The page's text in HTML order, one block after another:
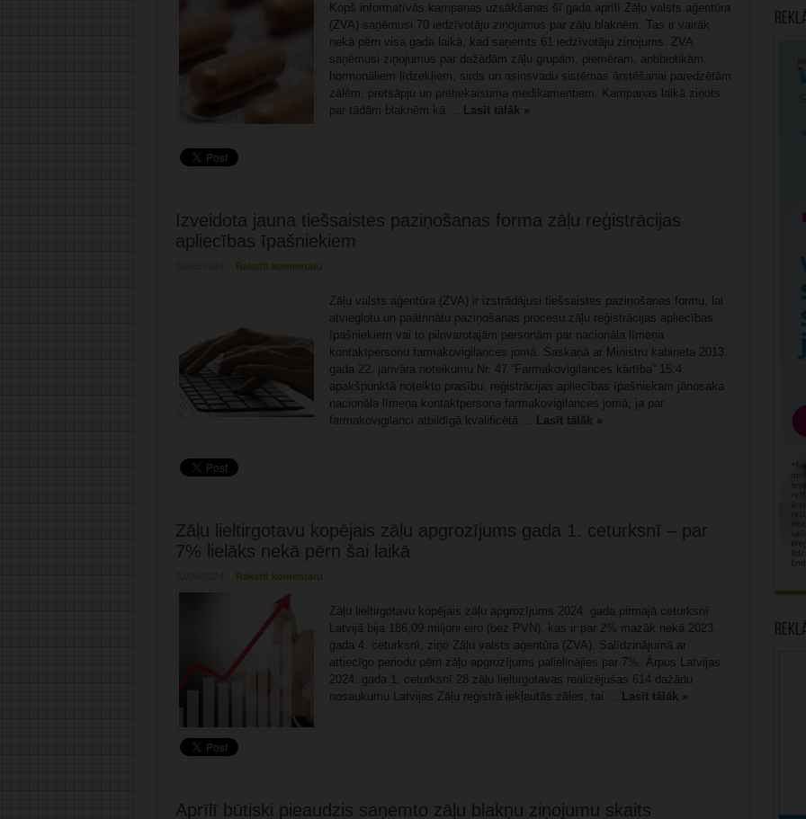
Kopš informatīvās kampaņas uzsākšanas šī gada aprīlī Zāļu valsts aģentūra
(ZVA) saņēmusi 70 iedzīvotāju ziņojumus par zāļu blaknēm. Tas ir vairāk
nekā pērn visa gada laikā, kad saņemts 61 iedzīvotāju ziņojums. ZVA
saņēmusi ziņojumus par dažādām zāļu grupām, piemēram, antibiotikām,
hormonāliem līdzekļiem, sirds un asinsvadu sistēmas ārstēšanai paredzētām
zālēm, pretsāpju un pretiekaisuma medikamentiem. Kampaņas laikā ziņots
par tādām blaknēm kā ... Lasīt tālāk »
Izveidota jauna tiešsaistes paziņošanas forma zāļu reģistrācijas
apliecības īpašniekiem
Rakstīt komentāru
Zāļu valsts aģentūra (ZVA) ir izstrādājusi tiešsaistes paziņošanas formu, lai
atvieglotu un paātrinātu paziņošanas procesu zāļu reģistrācijas apliecības
īpašniekiem vai to pilnvarotajām personām par nacionāla līmeņa
kontaktpersonu farmakovigilances jomā. Saskaņā ar Ministru kabineta 2013.
gada 22. janvāra noteikumu Nr. 47 “Farmakovigilances kārtība” 15.4.
apakšpunktā noteikto prasību, reģistrācijas apliecības īpašniekam jānosaka
nacionāla līmeņa kontaktpersona farmakovigilances jomā, ja par
farmakovigilanci atbildīgā kvalificētā ... Lasīt tālāk »
Zāļu lieltirgotavu kopējais zāļu apgrozījums gada 1. ceturksnī – par
7% lielāks nekā pērn šai laikā
Rakstīt komentāru
Zāļu lieltirgotavu kopējais zāļu apgrozījums 2024. gada pirmajā ceturksnī
Latvijā bija 186,09 miljoni eiro (bez PVN), kas ir par 2% mazāk nekā 2023.
gada 4. ceturksnī, ziņo Zāļu valsts aģentūra (ZVA). Salīdzinājumā ar
attiecīgo periodu pērn zāļu apgrozījums palielinājies par 7%. Ārpus Latvijas
2024. gada 1. ceturksnī 28 zāļu lieltirgotavas realizējušas 614 dažādu
nosaukumu Latvijas Zāļu reģistrā iekļautās zāles, tai ... Lasīt tālāk »
Aprīlī būtiski pieaudzis saņemto zāļu blakņu ziņojumu skaits